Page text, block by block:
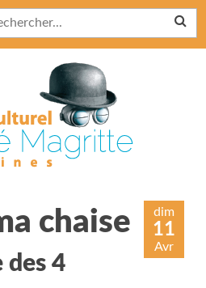
chaise
des 4
dim
11
Avr